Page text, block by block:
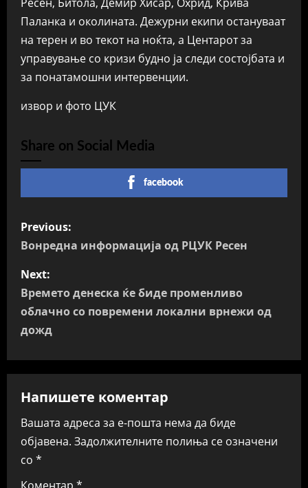
Паланка и околината. Дежурни екипи остануваат
на терен и во текот на ноќта, а Центарот за
управување со кризи будно ја следи состојбата и
за понатамошни интервенции.
извор и фото ЦУК
Share on Social Media
facebook
P
o
s
t
n
a
v
i
g
a
Previous:
Вонредна информација од РЦУК Ресен
Next:
Времето денеска ќе биде променливо
облачно со повремени локални врнежи од
дожд
Напишете коментар
Вашата адреса за е-пошта нема да биде
објавена. Задолжителните полиња се означени
со *